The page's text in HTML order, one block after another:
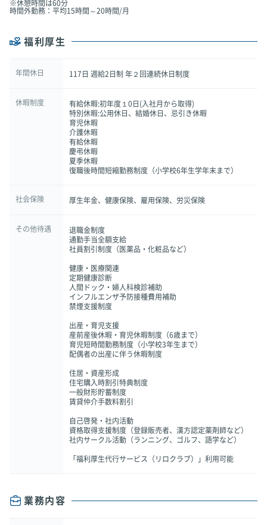
※休憩時間は60分
時間外勤務：平均15時間～20時間/月
福利厚生
年間休日 117日 週給2日制 年２回連続休日制度
休暇制度
有給休暇:初年度１0日(入社月から取得)
特別休暇:公用休日、結婚休日、忌引き休暇
育児休暇
介護休暇
有給休暇
慶弔休暇
夏季休暇
復職後時間短縮勤務制度（小学校6年生学年末まで）
社会保険 厚生年金、健康保険、雇用保険、労災保険
その他待遇
退職金制度
通勤手当全額支給
社員割引制度（医薬品・化粧品など）
健康・医療関連
定期健康診断
人間ドック・婦人科検診補助
インフルエンザ予防接種費用補助
禁煙支援制度
出産・育児支援
産前産後休暇・育児休暇制度（6歳まで）
育児短時間勤務制度（小学校3年生まで）
配偶者の出産に伴う休暇制度
住居・資産形成
住宅購入時割引特典制度
一般財形貯蓄制度
賃貸仲介手数料割引
自己啓発・社内活動
資格取得支援制度（登録販売者、漢方認定薬剤師など）
社内サークル活動（ランニング、ゴルフ、語学など）
「福利厚生代行サービス（リロクラブ）」利用可能
業務内容